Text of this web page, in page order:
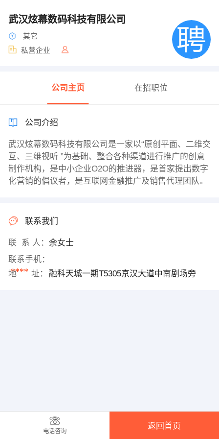
武汉炫幕数码科技有限公司
其它
私营企业
公司主页 在招职位
公司介绍
武汉炫幕数码科技有限公司是一家以“原创平面、二维交
互、三维视听 ”为基础、整合各种渠道进行推广的创意
制作机构，是中小企业O2O的推进器，是首家提出数字
化营销的倡议者，是互联网金融推广及销售代理团队。
联系我们
联 系 人： 余女士
联系手机：
****
地 址： 融科天城一期T5305京汉大道中南剧场旁
电话咨询
返回首页